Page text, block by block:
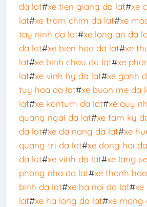
da lat#xe tien giang da lat#xe
lat#xe tram chim da lat#xe
tay ninh da lat#xe long an da
da lat#xe bien hoa da lat#xe
lat#xe binh chau da lat#xe
lat#xe vinh hy da lat#xe ganh
tuy hoa da lat#xe buon me da
lat#xe kontum da lat#xe quy
quang ngai da lat#xe tam ky
da lat#xe da nang da lat#xe
quang tri da lat#xe dong hoi
da lat#xe vinh da lat#xe lang
phong nha da lat#xe thanh
binh da lat#xe ha noi da lat#xe
lat#xe ha long da lat#xe mong